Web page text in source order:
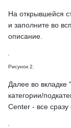
На открывшейся
и заполните во
описание.
Рисунок 2.
Далее во вкладке
категории/
Center - все